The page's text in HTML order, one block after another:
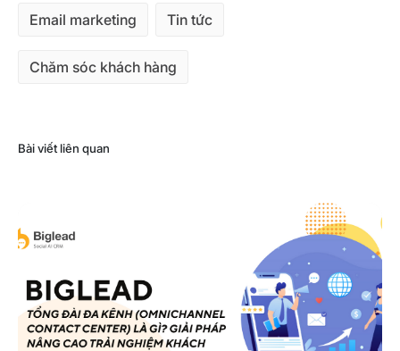
Email marketing Tin tức
Chăm sóc khách hàng
Bài viết liên quan